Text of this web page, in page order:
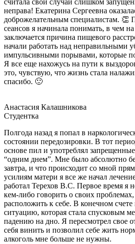
считала свой случай слишком
неправа! Екатерина Сергеевна
доброжелательным специалистам. 👏
сеансов я начинала понимать, в чем
заключается причина пищевого
начали работать над неправильными
импульсивными порывами, которые
Я все еще нахожусь на пути к
это, чувствую, что жизнь стала
спасибо. 🙂
Анастасия Калашникова
Студентка
Полгода назад я попал в
состоянии передозировки. В тот
основе пил и употреблял
“одним днем”. Мне было абсолютно
завтра, и что происходит со мной
усилиям матери я все же начал
работал Терехов В.С. Первое время я
кем-либо говорить о своих
расположить к себе. В конечном
ситуацию, которая стала спусковым
падению на дно. Я пересмотрел свое
себя винить и позволил себе жить
алкоголь мне больше не нужны.